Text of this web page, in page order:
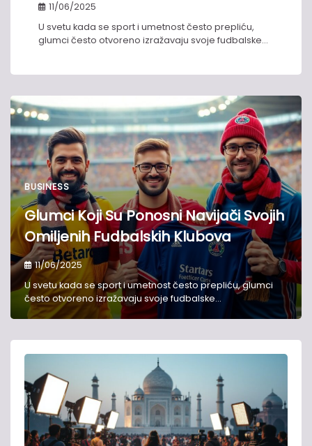
11/06/2025
U svetu kada se sport i umetnost često prepliću,
glumci često otvoreno izražavaju svoje fudbalske…
BUSINESS
Glumci Koji Su Ponosni Navijači Svojih
Omiljenih Fudbalskih Klubova
11/06/2025
U svetu kada se sport i umetnost često prepliću, glumci
često otvoreno izražavaju svoje fudbalske…